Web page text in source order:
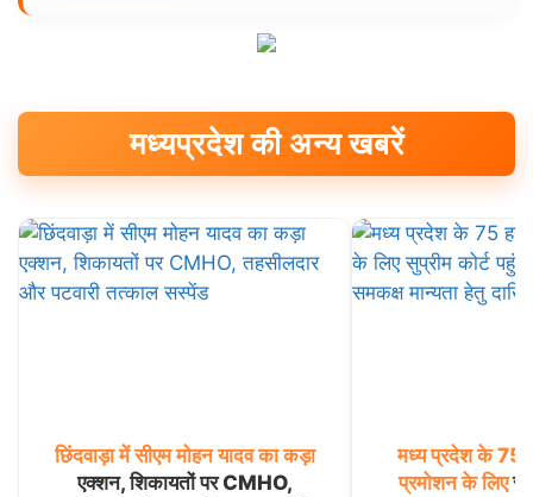
मध्यप्रदेश की अन्य खबरें
छिंदवाड़ा में सीएम मोहन यादव का कड़ा
एक्शन, शिकायतों पर CMHO,
मध्य प्रदेश के 75
प्रमोशन के लिए